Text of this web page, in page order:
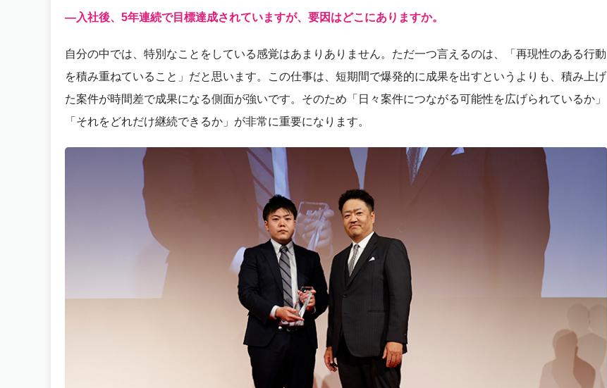
—入社後、5年連続で目標達成されていますが、要因はどこにありますか。
自分の中では、特別なことをしている感覚はあまりありません。ただ一つ言えるのは、「再現性のある行動
を積み重ねていること」だと思います。この仕事は、短期間で爆発的に成果を出すというよりも、積み上げ
た案件が時間差で成果になる側面が強いです。そのため「日々案件につながる可能性を広げられているか」
「それをどれだけ継続できるか」が非常に重要になります。